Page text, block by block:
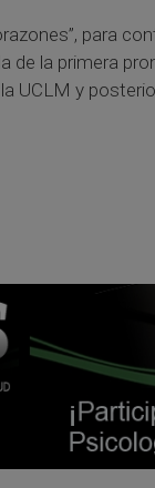
para
de la primera
UCLM y